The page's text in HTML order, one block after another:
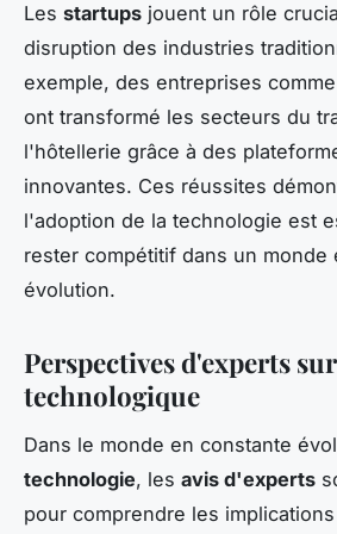
Les startups jouent un rôle
disruption des industries
exemple, des entreprises
ont transformé les secteurs du
l'hôtellerie grâce à des
innovantes. Ces réussites
l'adoption de la technologie est
rester compétitif dans un monde
évolution.
Perspectives d'experts
technologique
Dans le monde en constante
technologie, les avis d'experts
pour comprendre les